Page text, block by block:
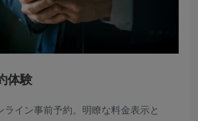
体験
ライン事前予約。明瞭な料金表示と